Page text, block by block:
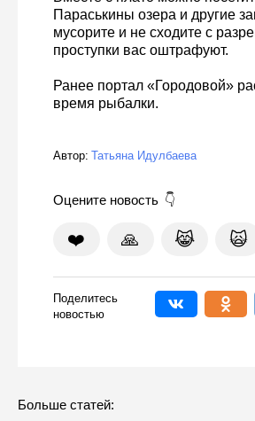
Параськины озера и другие
мусорите и не сходите с
проступки вас оштрафуют.
Ранее портал «Городовой»
время рыбалки.
Автор: Татьяна Идулбаева
Оцените новость
❤️ 🙏 😹 🙀
Поделитесь
новостью
Больше статей: